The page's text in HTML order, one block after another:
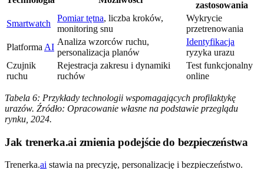
zastosowania
Smartwatch
Pomiar tętna, liczba kroków,
monitoring snu
Wykrycie
przetrenowania
Platforma AI
Analiza wzorców ruchu,
personalizacja planów
Identyfikacja
ryzyka urazu
Czujnik
ruchu
Rejestracja zakresu i dynamiki
ruchów
Test funkcjonalny
online
Tabela 6: Przykłady technologii wspomagających profilaktykę
urazów. Źródło: Opracowanie własne na podstawie przeglądu
rynku, 2024.
Jak trenerka.ai zmienia podejście do bezpieczeństwa
Trenerka.ai stawia na precyzję, personalizację i bezpieczeństwo.